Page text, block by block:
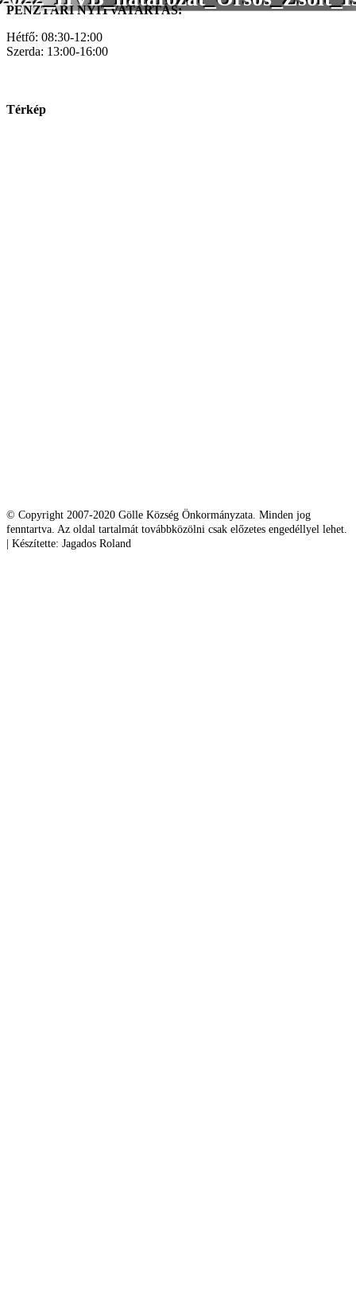
PÉNZTÁRI NYITVATARTÁS:
Hétfő: 08:30-12:00
Szerda: 13:00-16:00
Térkép
© Copyright 2007-2020 Gölle Község Önkormányzata. Minden jog
fenntartva. Az oldal tartalmát továbbközölni csak előzetes engedéllyel lehet.
| Készítette: Jagados Roland